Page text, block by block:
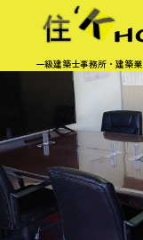
一級建築士事務所・建築